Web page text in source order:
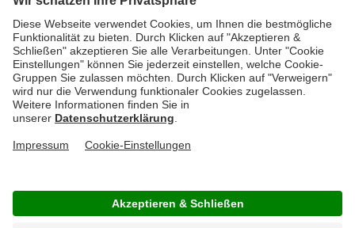
* Greifen Sie schnell zu! Alle angegebenen Preise in Euro und inklusive der
gesetzlichen Mehrwertsteuer. Irrtümer durch Schreib-, Programmier- und
AGB
Verantwortung / CSR Newsletter
Rücksendung
Copyright © by NORMA24 Online-Shop GmbH & Co. KG